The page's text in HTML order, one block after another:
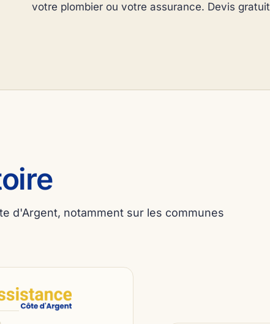
votre plombier ou votre assurance. Devis
d'Argent, notamment sur les communes